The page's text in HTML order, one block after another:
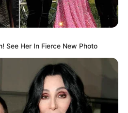
See Her In Fierce New Photo